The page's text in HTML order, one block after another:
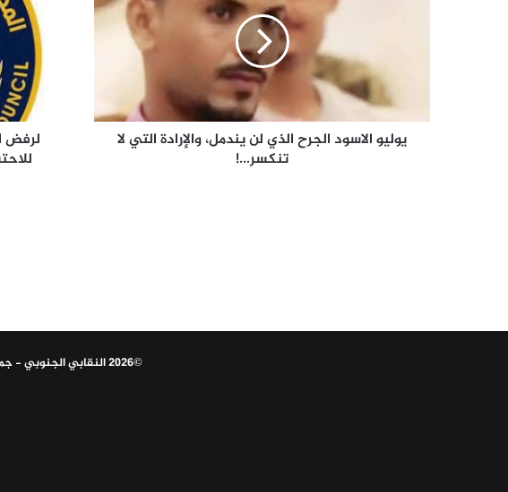
لا
تنكسر...!
يوليو الاسود الجرح الذي لن يندمل، والإرادة التي لا
تنكسر...!
المديرية
للاحتشاد
العاصمة
لرفض
©2026 النقابي الجنوبي - جميع الحقوق محفوظة عام 1956م 3 مارس تم تأسيس النقابة الجنوبية